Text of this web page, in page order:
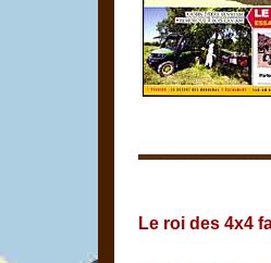
Le roi des 4x4